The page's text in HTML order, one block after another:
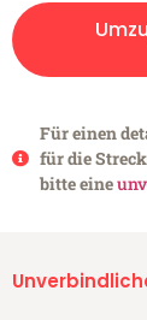
Für einen
für die
bitte eine